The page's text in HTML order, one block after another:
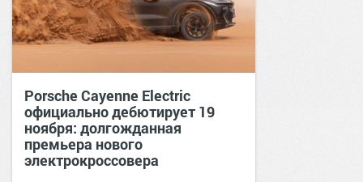
Porsche Cayenne Electric
официально дебютирует 19
ноября: долгожданная
премьера нового
электрокроссовера